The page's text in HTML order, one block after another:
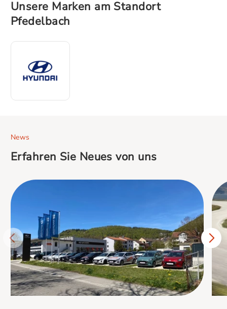
Unsere Marken am Standort
Pfedelbach
News
Erfahren Sie Neues von uns